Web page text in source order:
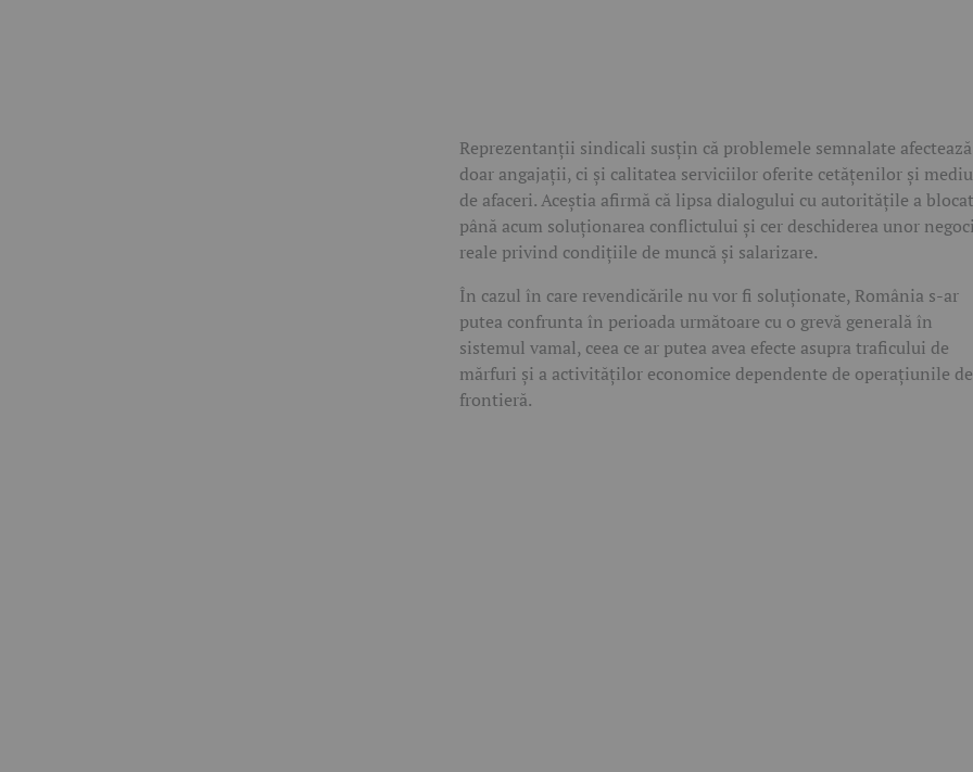
Reprezentanții sindicali susțin că problemele semnalate
doar angajații, ci și calitatea serviciilor oferite cetățenilor și
de afaceri. Aceștia afirmă că lipsa dialogului cu autoritățile a blocat
până acum soluționarea conflictului și cer deschiderea unor
reale privind condițiile de muncă și salarizare.
În cazul în care revendicările nu vor fi soluționate, România s-ar
putea confrunta în perioada următoare cu o grevă generală în
sistemul vamal, ceea ce ar putea avea efecte asupra traficului de
mărfuri și a activităților economice dependente de operațiunile de
frontieră.